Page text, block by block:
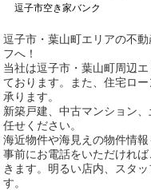
逗子市空き家バンク
逗子市・葉山町エリアの不
フへ！
当社は逗子市・葉山町周辺
ております。また、住宅ロ
承ります。
新築戸建、中古マンション
任せください。
海近物件や海見えの物件情報
事前にお電話をいただけれ
きます。明るい店内、スタ
す。